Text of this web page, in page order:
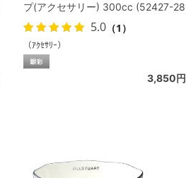
プ(アクセサリー) 300cc (52427-
5.0 （1）
（ｱｸｾｻﾘｰ）
3,850